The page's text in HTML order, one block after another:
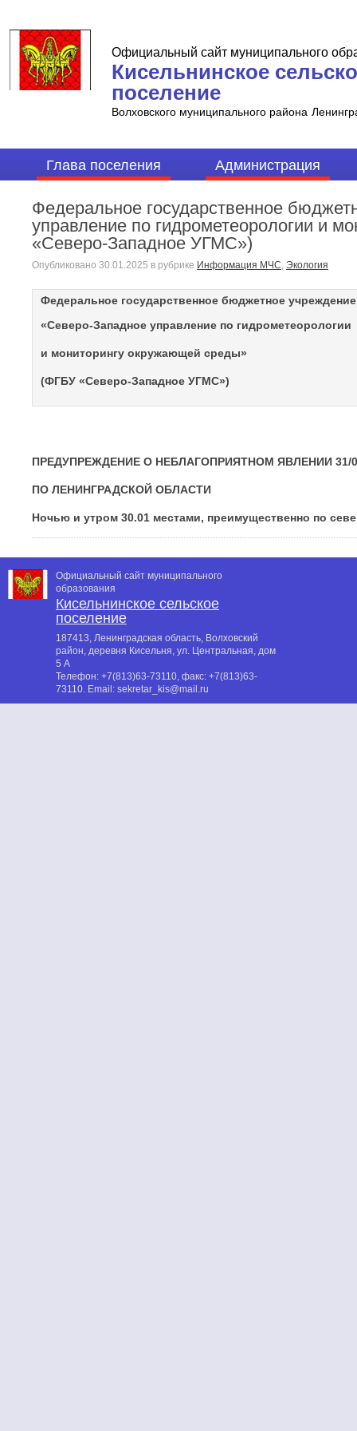
Официальный сайт муниципального
Кисельнинское
поселение
Волховского муниципального района
Глава поселения Администрация
Федеральное государственное
управление по гидрометеорологии и
«Северо-Западное УГМС»)
Опубликовано 30.01.2025 в рубрике Информация МЧС, Экология
Федеральное государственное бюджетное учреждение
«Северо-Западное управление по гидрометеорологии
и мониторингу окружающей среды»
(ФГБУ «Северо-Западное УГМС»)
ПРЕДУПРЕЖДЕНИЕ О НЕБЛАГОПРИЯТНОМ ЯВЛЕНИИ 31/
ПО ЛЕНИНГРАДСКОЙ ОБЛАСТИ
Ночью и утром 30.01 местами, преимущественно по
Официальный сайт муниципального
образования
Кисельнинское сельское
поселение
187413, Ленинградская область, Волховский
район, деревня Кисельня, ул. Центральная, дом
5 А
Телефон: +7(813)63-73110, факс: +7(813)63-
73110. Email: sekretar_kis@mail.ru